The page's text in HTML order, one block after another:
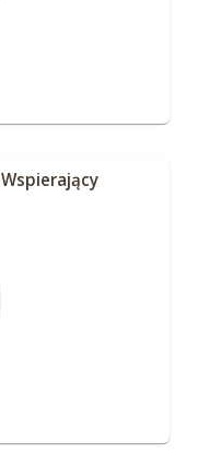
Wspierający